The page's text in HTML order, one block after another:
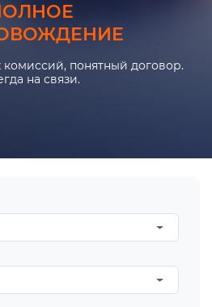
комиссий, понятный договор.
на связи.